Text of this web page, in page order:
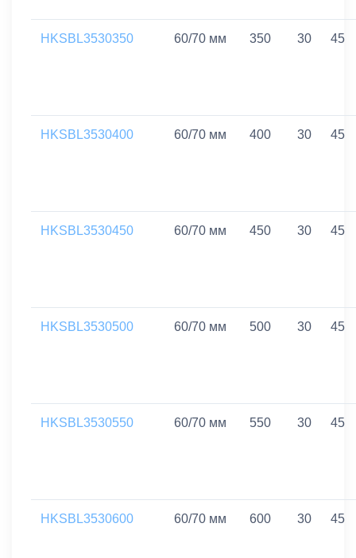
HKSBL3530350 60/70 мм 350 30 45
HKSBL3530400 60/70 мм 400 30 45
HKSBL3530450 60/70 мм 450 30 45
HKSBL3530500 60/70 мм 500 30 45
HKSBL3530550 60/70 мм 550 30 45
HKSBL3530600 60/70 мм 600 30 45